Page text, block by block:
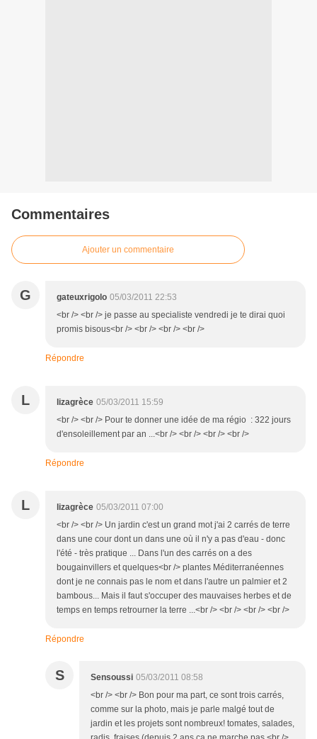
Commentaires
Ajouter un commentaire
G gateuxrigolo 05/03/2011 22:53
<br /> <br /> je passe au specialiste vendredi je te dirai quoi
promis bisous<br /> <br /> <br /> <br />
Répondre
L lizagrèce 05/03/2011 15:59
<br /> <br /> Pour te donner une idée de ma régio : 322 jours
d'ensoleillement par an ...<br /> <br /> <br /> <br />
Répondre
L lizagrèce 05/03/2011 07:00
<br /> <br /> Un jardin c'est un grand mot j'ai 2 carrés de terre
dans une cour dont un dans une où il n'y a pas d'eau - donc
l'été - très pratique ... Dans l'un des carrés on a des
bougainvillers et quelques<br /> plantes Méditerranéennes
dont je ne connais pas le nom et dans l'autre un palmier et 2
bambous... Mais il faut s'occuper des mauvaises herbes et de
temps en temps retrourner la terre ...<br /> <br /> <br /> <br />
Répondre
S Sensoussi 05/03/2011 08:58
<br /> <br /> Bon pour ma part, ce sont trois carrés,
comme sur la photo, mais je parle malgé tout de
jardin et les projets sont nombreux! tomates, salades,